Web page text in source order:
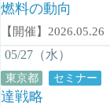
燃料の動向
【開催】2026.05.26
05/27（水）
東京都 セミナー
達戦略